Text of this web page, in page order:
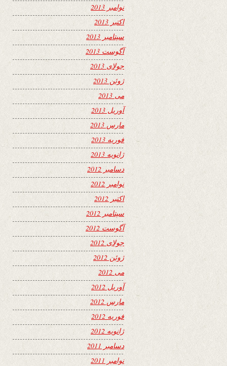
نوامبر 2013
اکتبر 2013
سپتامبر 2013
آگوست 2013
جولای 2013
ژوئن 2013
می 2013
آوریل 2013
مارس 2013
فوریه 2013
ژانویه 2013
دسامبر 2012
نوامبر 2012
اکتبر 2012
سپتامبر 2012
آگوست 2012
جولای 2012
ژوئن 2012
می 2012
آوریل 2012
مارس 2012
فوریه 2012
ژانویه 2012
دسامبر 2011
نوامبر 2011